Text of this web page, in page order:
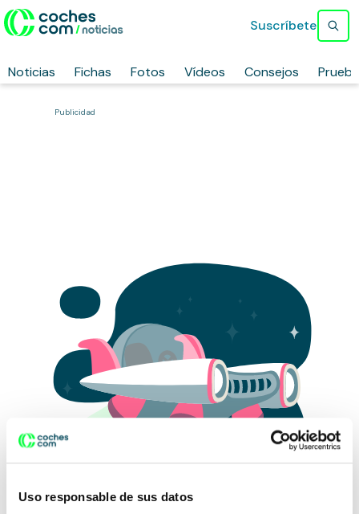
Uso responsable de sus datos
Noticias Fichas Fotos Vídeos Consejos
Suscríbete
Publicidad